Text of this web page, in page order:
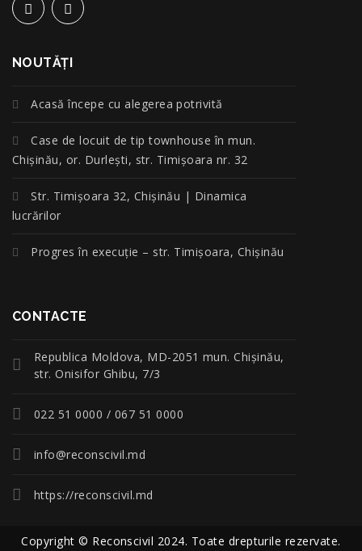
NOUTĂŢI
Acasă începe cu alegerea potrivită
Case de locuit de tip townhouse în mun.
Chișinău, or. Durlești, str. Timișoara nr. 32
Str. Timișoara 32, Chișinău | Dinamica
lucrărilor
Progres în execuție – str. Timișoara, Chișinău
CONTACTE
Republica Moldova, MD-2051 mun. Chişinău,
str. Onisifor Ghibu, 7/3
022 51 0000 / 067 51 0000
info@reconscivil.md
https://reconscivil.md
Copyright © Reconscivil 2024. Toate drepturile rezervate.